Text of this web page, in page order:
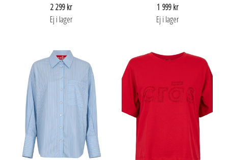
2 299 kr
Ej i lager
1 999 kr
Ej i lager